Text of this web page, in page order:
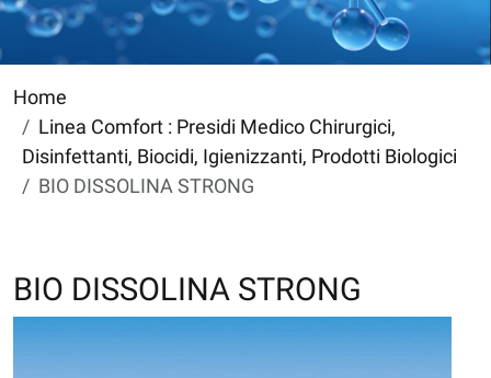
Home
Linea Comfort : Presidi Medico Chirurgici,
Disinfettanti, Biocidi, Igienizzanti, Prodotti Biologici
BIO DISSOLINA STRONG
BIO DISSOLINA STRONG